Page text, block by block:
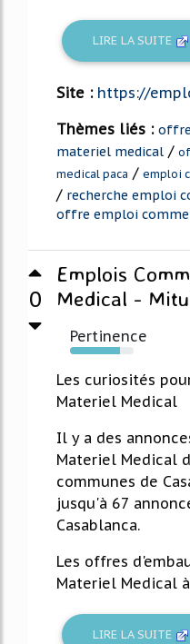
LIRE LA SUITE
Site : https://
Thèmes liés :
materiel medical /
medical paca / emploi
/ recherche emploi
offre emploi
0
Emplois
Medical -
Pertinence
78%
Les curiosités
Materiel Medical
Il y a des
Materiel Medical
communes de
jusqu'à 67
Casablanca.
Les offres
Materiel Medical
LIRE LA SUITE